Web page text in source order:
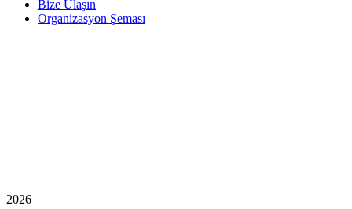
Bize Ulaşın
Organizasyon Şeması
2026